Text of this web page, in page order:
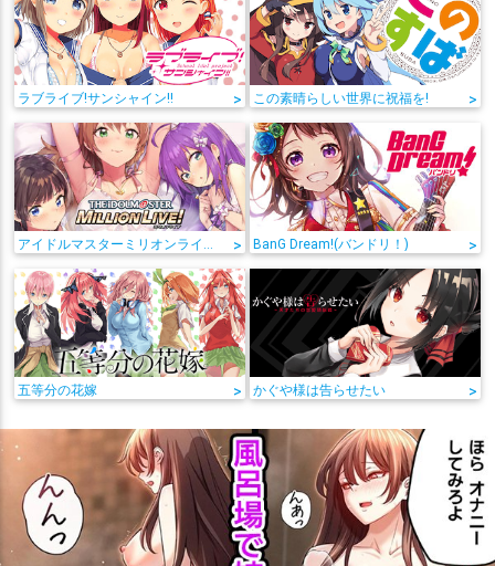
ラブライブ!サンシャイン!! > この素晴らしい世界に祝福を! >
> BanG Dream!(バンドリ！) >
五等分の花嫁 > かぐや様は告らせたい >